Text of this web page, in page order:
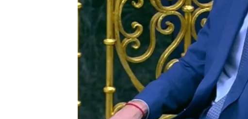
Compartir
Losinformes de la UCO han
mordidas y comisiones
que han
tres del partido,
Santos Cerdán,
de esta gran trama,
José Luis
Pedro Sánchez en una
principales socios del Gobierno,